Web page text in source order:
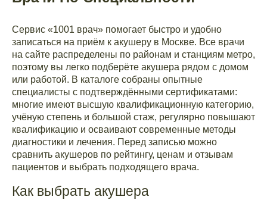
Сервис «1001 врач» помогает быстро и удобно
записаться на приём к акушеру в Москве. Все врачи
на сайте распределены по районам и станциям метро,
поэтому вы легко подберёте акушера рядом с домом
или работой. В каталоге собраны опытные
специалисты с подтверждёнными сертификатами:
многие имеют высшую квалификационную категорию,
учёную степень и большой стаж, регулярно повышают
квалификацию и осваивают современные методы
диагностики и лечения. Перед записью можно
сравнить акушеров по рейтингу, ценам и отзывам
пациентов и выбрать подходящего врача.
Как выбрать акушера